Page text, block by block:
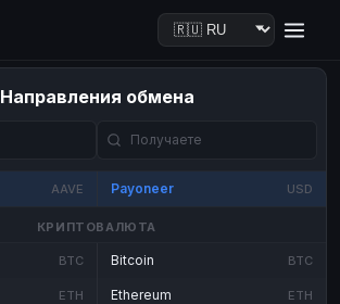
Направления обмена
AAVE Payoneer USD
КРИПТОВАЛЮТА
BTC
ETH
Bitcoin BTC
Ethereum ETH